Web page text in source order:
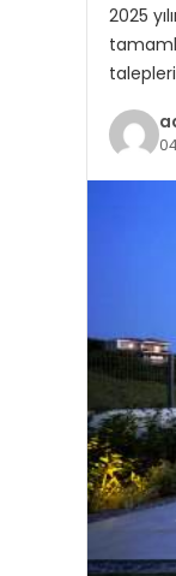
2025